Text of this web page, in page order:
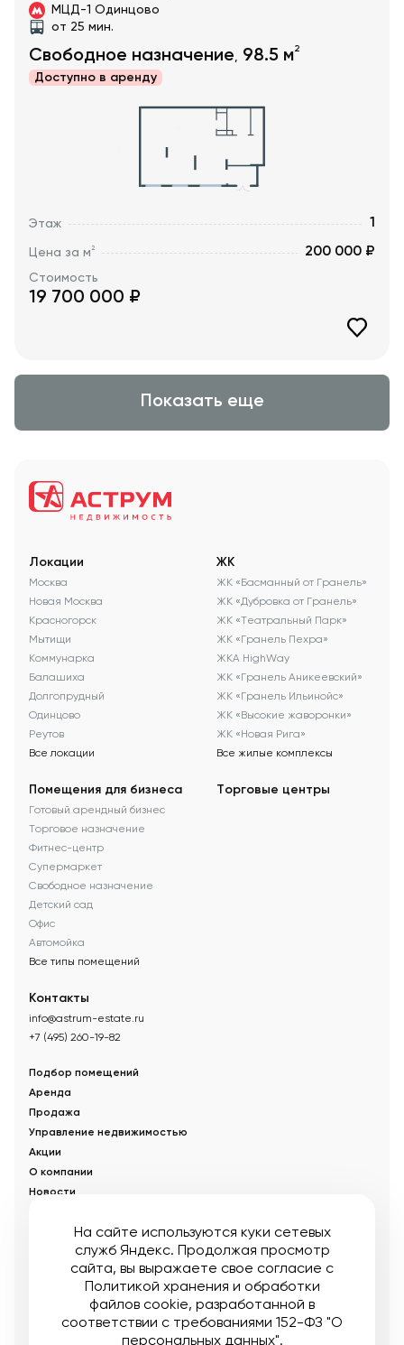
МЦД-1 Одинцово
от 25 мин.
Свободное назначение, 98.5 м2
Доступно в аренду
Этаж 1
Цена за м2 200 000 ₽
Стоимость
19 700 000 ₽
Показать еще
Локации
Москва
Новая Москва
Красногорск
Мытищи
Коммунарка
Балашиха
Долгопрудный
Одинцово
Реутов
Все локации
ЖК
ЖК «Басманный от Гранель»
ЖК «Дубровка от Гранель»
ЖК «Театральный Парк»
ЖК «Гранель Пехра»
ЖКА HighWay
ЖК «Гранель Аникеевский»
ЖК «Гранель Ильинойс»
ЖК «Высокие жаворонки»
ЖК «Новая Рига»
Все жилые комплексы
Помещения для бизнеса
Готовый арендный бизнес
Торговое назначение
Фитнес-центр
Супермаркет
Свободное назначение
Детский сад
Офис
Автомойка
Все типы помещений
Торговые центры
Контакты
info@astrum-estate.ru
+7 (495) 260-19-82
Подбор помещений
Аренда
Продажа
Управление недвижимостью
Акции
О компании
Новости
© Управляющая компания «Аструм Недвижимость». 2026
Опубликованная на сайте информация носит информационный
характер и не является публичной офертой
Мы в соцсетях:
На сайте используются куки сетевых
служб Яндекс. Продолжая просмотр
сайта, вы выражаете свое согласие с
Политикой хранения и обработки
файлов cookie, разработанной в
соответствии с требованиями 152-ФЗ "О
персональных данных".